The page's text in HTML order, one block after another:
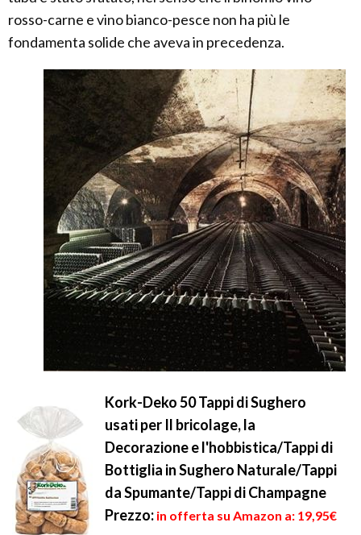
rosso-carne e vino bianco-pesce non ha più le
fondamenta solide che aveva in precedenza.
Kork-Deko 50 Tappi di Sughero
usati per Il bricolage, la
Decorazione e l'hobbistica/Tappi di
Bottiglia in Sughero Naturale/Tappi
da Spumante/Tappi di Champagne
Prezzo: in offerta su Amazon a: 19,95€